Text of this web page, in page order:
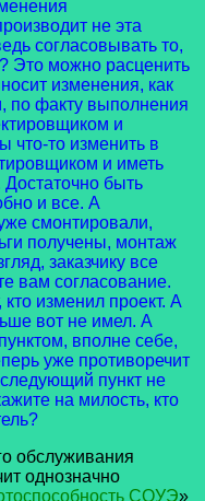
не эта
согласовывать то,
Это можно расценить
изменения, как
по факту выполнения
и
что-то изменить в
и иметь
быть
и все. А
смонтировали,
получены, монтаж
заказчику все
вам согласование.
кто изменил проект. А
вот не имел. А
вполне себе,
уже противоречит
пункт не
на милость, кто
обслуживания
однозначно
СОУЭ»